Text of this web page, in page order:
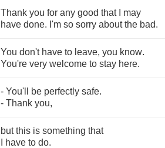
Thank you for any good that
may
have done. I'm so sorry about the bad.
You don't have to leave, you know.
You're very welcome to stay here.
- You'll be perfectly safe.
- Thank you,
but this is something that
have to do.